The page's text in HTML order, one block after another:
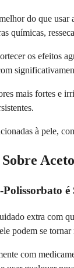
do que
químicas,
os efeitos
mais fortes e
à pele,
é
extra com
podem se
com